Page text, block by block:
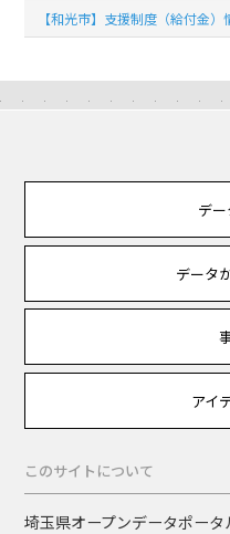
【和光市】支援制度（給付金）
デ
データ
アイ
このサイトについて
埼玉県オープンデータポー